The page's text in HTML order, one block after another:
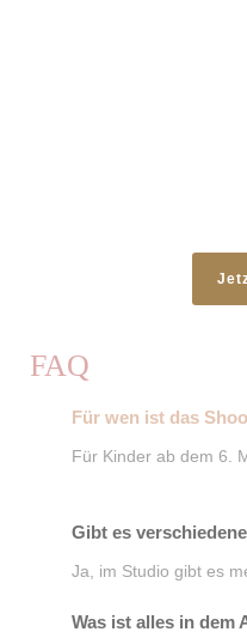
FAQ
Für wen ist das
Für Kinder ab dem 6.
Gibt es
Ja, im Studio gibt es
Was ist alles in dem